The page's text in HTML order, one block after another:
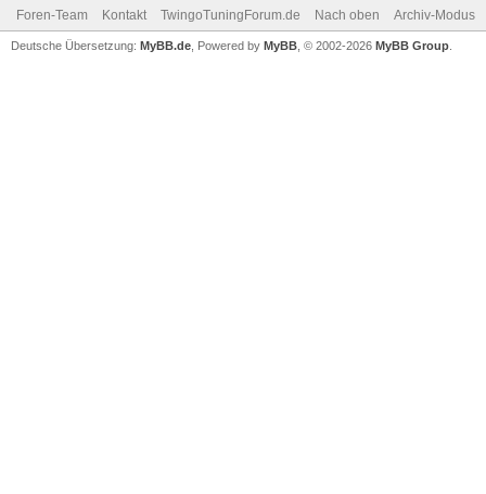
Foren-Team Kontakt TwingoTuningForum.de Nach oben Archiv-Modus
Deutsche Übersetzung: MyBB.de , Powered by MyBB , © 2002-2026 MyBB Group